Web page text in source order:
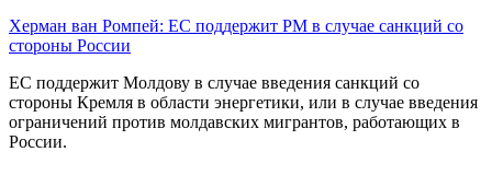
Херман ван Ромпей: ЕС поддержит РМ в случае санкций со
стороны России
ЕС поддержит Молдову в случае введения санкций со
стороны Кремля в области энергетики, или в случае введения
ограничений против молдавских мигрантов, работающих в
России.